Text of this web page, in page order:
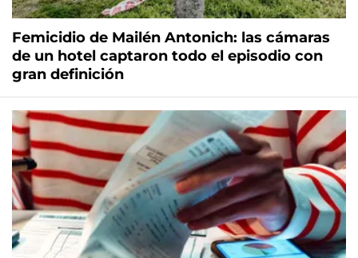
Femicidio de Mailén Antonich: las cámaras
de un hotel captaron todo el episodio con
gran definición